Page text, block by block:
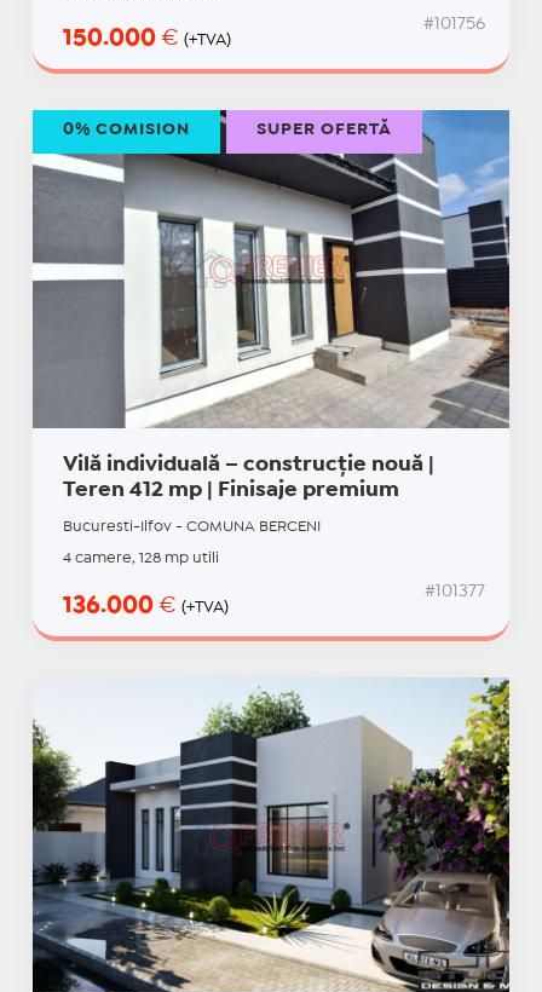
150.000 € (+TVA)
#101756
Vilă individuală – construcție nouă |
Teren 412 mp | Finisaje premium
Bucuresti-Ilfov - COMUNA BERCENI
4 camere, 128 mp utili
136.000 € (+TVA)
#101377
0% COMISION SUPER OFERTĂ